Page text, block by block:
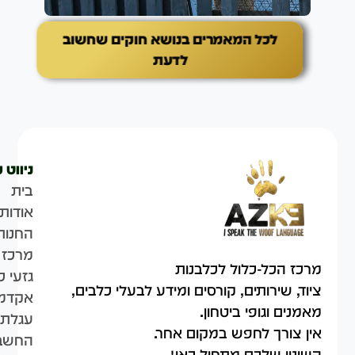
לכל המאמרים בנושא חוקים שחשוב
לדעת
מרכז הכל-כלול לכלבנות
ציוד, שירותים, קורסים ומידע לבעלי כלבים,
מאמנים וגופי ביטחון.
אין צורך לחפש במקום אחר.
בית
אודות
גזעי
עגלת